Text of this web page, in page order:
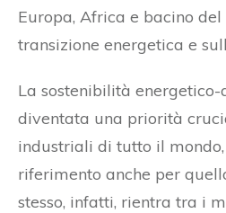
Europa, Africa e bacino
transizione energetica e
La sostenibilità
diventata una priorità
industriali di tutto il
riferimento anche per
stesso, infatti, rientra tra i